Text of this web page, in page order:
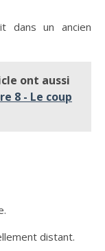
dans un ancien
ont aussi
8 - Le coup
distant.